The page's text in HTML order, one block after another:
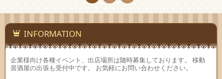
INFORMATION
企業様向け各種イベント、出店場所は随時募集しております。 移動
居酒屋の出張も受付中です。 お気軽にお問い合わせください。